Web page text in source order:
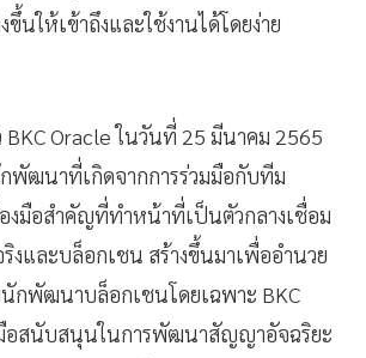
นให้เข้าถึงและใช้งานได้โดยง่าย
BKC Oracle ในวันที่ 25 มีนาคม 2565
พัฒนาที่เกิดจากการร่วมมือกับทีม
งมือสำคัญที่ทำหน้าที่เป็นตัวกลางเชื่อม
งและบล็อกเชน สร้างขึ้นมาเพื่ออำนวย
กพัฒนาบล็อกเชนโดยเฉพาะ BKC
มือสนับสนุนในการพัฒนาสัญญาอัจฉริยะ